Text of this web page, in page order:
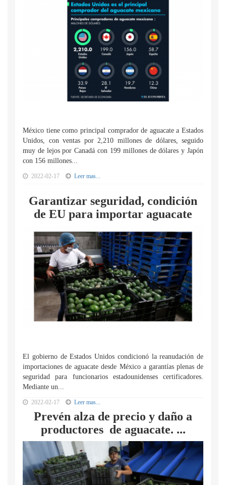
México tiene como principal comprador de aguacate a Estados
Unidos, con ventas por 2,210 millones de dólares, seguido
muy de lejos por Canadá con 199 millones de dólares y Japón
con 156 millones...
2022-02-17 Leer mas...
Garantizar seguridad, condición
de EU para importar aguacate
El gobierno de Estados Unidos condicionó la reanudación de
importaciones de aguacate desde México a garantías plenas de
seguridad para funcionarios estadounidenses certificadores.
Mediante un...
2022-02-17 Leer mas...
Prevén alza de precio y daño a
productores de aguacate. ...